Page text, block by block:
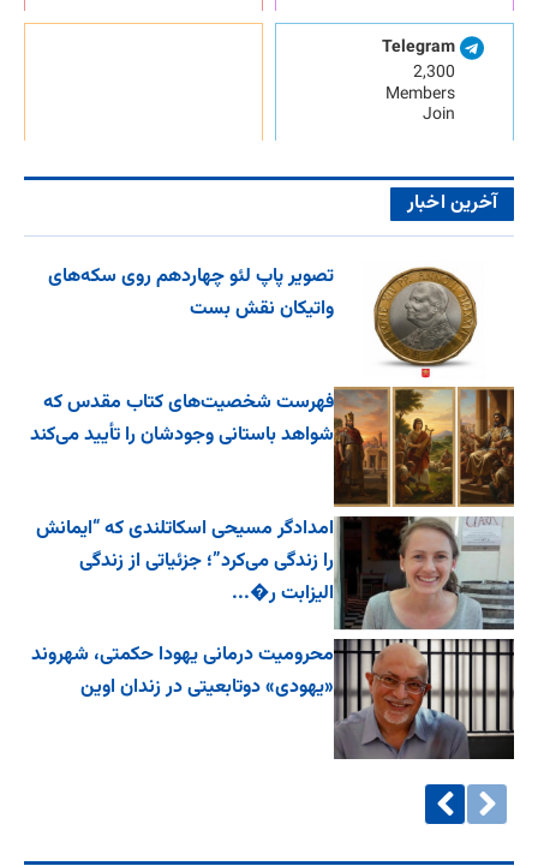
Telegram
2,300
Members
Join
آخرین اخبار
تصویر پاپ لئو چهاردهم روی سکه‌های
واتیکان نقش بست
فهرست شخصیت‌های کتاب مقدس که
شواهد باستانی وجودشان را تأیید می‌کند
امدادگر مسیحی اسکاتلندی که “ایمانش
را زندگی می‌کرد”؛ جزئیاتی از زندگی
الیزابت ر�...
محرومیت درمانی یهودا حکمتی، شهروند
«یهودی» دوتابعیتی در زندان اوین